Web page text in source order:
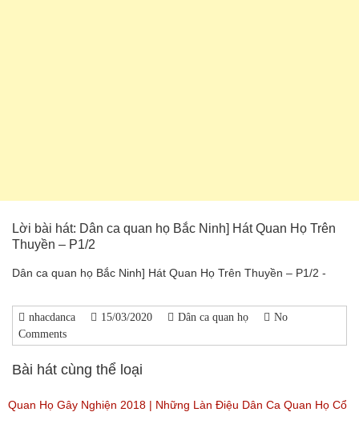
Lời bài hát: Dân ca quan họ Bắc Ninh] Hát Quan Họ Trên
Thuyền – P1/2
Dân ca quan họ Bắc Ninh] Hát Quan Họ Trên Thuyền – P1/2 -
nhacdanca 15/03/2020 Dân ca quan họ
No
Comments
Bài hát cùng thể loại
Quan Họ Gây Nghiện 2018 | Những Làn Điệu Dân Ca Quan Họ Cổ